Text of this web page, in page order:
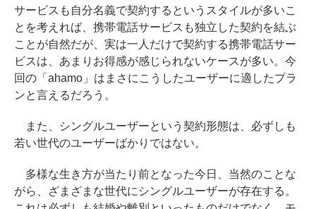
サービスも自分名義で契約するというスタイルが多いこ
とを考えれば、携帯電話サービスも独立した契約を結ぶ
ことが自然だが、実は一人だけで契約する携帯電話サー
ビスは、あまりお得感が感じられないケースが多い。今
回の「ahamo」はまさにこうしたユーザーに適したプラ
ンと言えるだろう。
また、シングルユーザーという契約形態は、必ずしも
若い世代のユーザーばかりではない。
多様な生き方が当たり前となった今日、当然のことな
がら、ざまざまな世代にシングルユーザーが存在する。